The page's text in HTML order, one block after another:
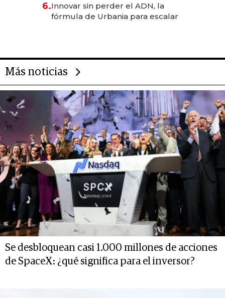
6.Innovar sin perder el ADN, la
fórmula de Urbania para escalar
Más noticias
Se desbloquean casi 1.000 millones de acciones
de SpaceX: ¿qué significa para el inversor?